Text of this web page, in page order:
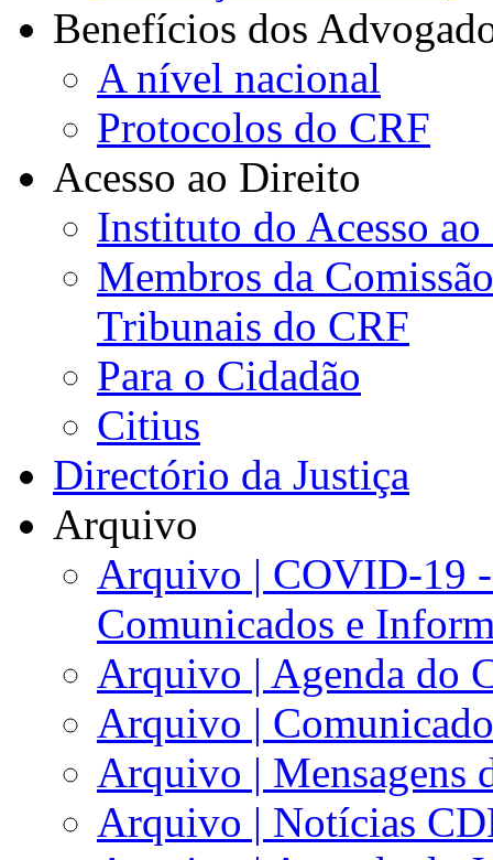
Benefícios dos
A nível nacional
Protocolos do CRF
Acesso ao Direito
Instituto do Acesso
Membros da
Tribunais do CRF
Para o Cidadão
Citius
Directório da Justiça
Arquivo
Arquivo | COVID-19
Comunicados e
Arquivo | Agenda do
Arquivo |
Arquivo | Mensagens
Arquivo | Notícias